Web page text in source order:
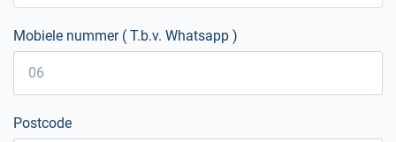
Mobiele nummer ( T.b.v. Whatsapp )
Postcode